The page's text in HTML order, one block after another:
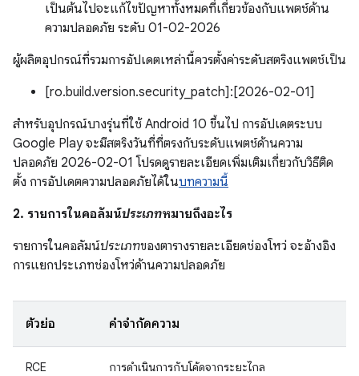
เป็นต้นไปจะแก้ไขปัญหาทั้งหมดที่เกี่ยวข้องกับแพตช์ด้าน
ความปลอดภัย ระดับ 01-02-2026
ผู้ผลิตอุปกรณ์ที่รวมการอัปเดตเหล่านี้ควรตั้งค่าระดับสตริงแพตช์เป็น
[ro.build.version.security_patch]:[2026-02-01]
สำหรับอุปกรณ์บางรุ่นที่ใช้ Android 10 ขึ้นไป การอัปเดตระบบ
Google Play จะมีสตริงวันที่ที่ตรงกับระดับแพตช์ด้านความ
ปลอดภัย 2026-02-01 โปรดดูรายละเอียดเพิ่มเติมเกี่ยวกับวิธีติด
ตั้ง การอัปเดตความปลอดภัยได้ในบทความนี้
2. รายการในคอลัมน์ประเภทหมายถึงอะไร
รายการในคอลัมน์ประเภทของตารางรายละเอียดช่องโหว่ จะอ้างอิง
การแยกประเภทช่องโหว่ด้านความปลอดภัย
ตัวย่อ คำจำกัดความ
RCE การดำเนินการกับโค้ดจากระยะไกล